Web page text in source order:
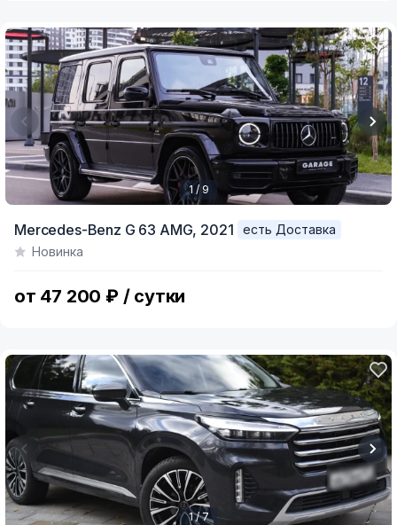
of
1 / 9
Mercedes-Benz G 63 AMG, 2021
есть Доставка
Новинка
от 47 200 ₽ / сутки
1 / 7